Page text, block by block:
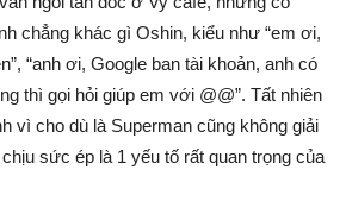
chẳng khác gì Oshin, kiểu như “em ơi,
“anh ơi, Google ban tài khoản, anh có
thì gọi hỏi giúp em với @@”. Tất nhiên
vì cho dù là Superman cũng không giải
sức ép là 1 yếu tố rất quan trọng của